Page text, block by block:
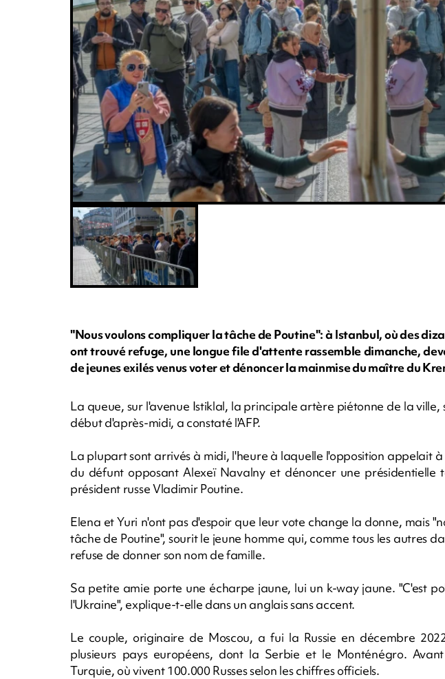
"Nous voulons compliquer la tâche de Poutine": à Istanbul, où des
ont trouvé refuge, une longue file d'attente rassemble dimanche,
de jeunes exilés venus voter et dénoncer la mainmise du maître du
La queue, sur l'avenue Istiklal, la principale artère piétonne de la ville,
début d'après-midi, a constaté l'AFP.
La plupart sont arrivés à midi, l'heure à laquelle l'opposition appelait
du défunt opposant Alexeï Navalny et dénoncer une présidentielle
président russe Vladimir Poutine.
Elena et Yuri n'ont pas d'espoir que leur vote change la donne, mais
tâche de Poutine", sourit le jeune homme qui, comme tous les autres
refuse de donner son nom de famille.
Sa petite amie porte une écharpe jaune, lui un k-way jaune. "C'est
l'Ukraine", explique-t-elle dans un anglais sans accent.
Le couple, originaire de Moscou, a fui la Russie en décembre
plusieurs pays européens, dont la Serbie et le Monténégro.
Turquie, où vivent 100.000 Russes selon les chiffres officiels.